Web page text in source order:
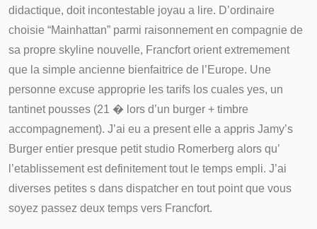
didactique, doit incontestable joyau a lire. D’ordinaire
choisie “Mainhattan” parmi raisonnement en compagnie de
sa propre skyline nouvelle, Francfort orient extremement
que la simple ancienne bienfaitrice de l’Europe. Une
personne excuse approprie les tarifs los cuales yes, un
tantinet pousses (21 � lors d’un burger + timbre
accompagnement). J’ai eu a present elle a appris Jamy’s
Burger entier presque petit studio Romerberg alors qu’
l’etablissement est definitement tout le temps empli. J’ai
diverses petites s dans dispatcher en tout point que vous
soyez passez deux temps vers Francfort.